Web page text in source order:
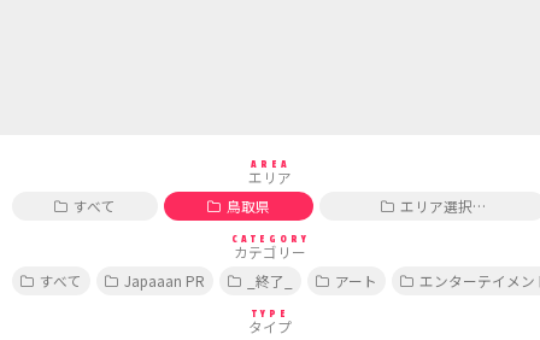
AREA
エリア
すべて
鳥取県 エリア選択…
CATEGORY
カテゴリー
すべて
Japaaan PR _終了_ アート エンターテイメン
TYPE
タイプ